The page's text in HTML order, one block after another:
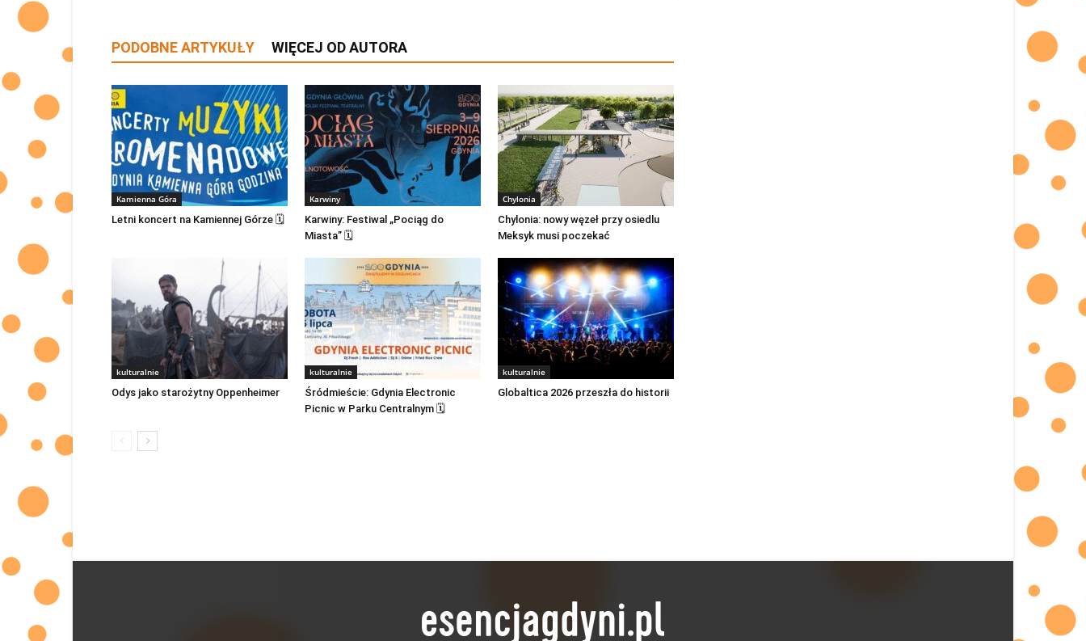
PODOBNE ARTYKUŁY WIĘCEJ OD AUTORA
Kamienna Góra
Letni koncert na Kamiennej Górze 🗓
Karwiny
Karwiny: Festiwal „Pociąg do
Miasta” 🗓
Chylonia
Chylonia: nowy węzeł przy osiedlu
Meksyk musi poczekać
kulturalnie
Odys jako starożytny Oppenheimer
kulturalnie
Śródmieście: Gdynia Electronic
Picnic w Parku Centralnym 🗓
kulturalnie
Globaltica 2026 przeszła do historii